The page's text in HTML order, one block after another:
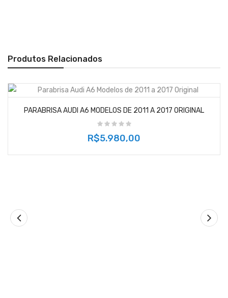
Produtos Relacionados
PARABRISA AUDI A6 MODELOS DE 2011 A 2017 ORIGINAL
R$5.980,00